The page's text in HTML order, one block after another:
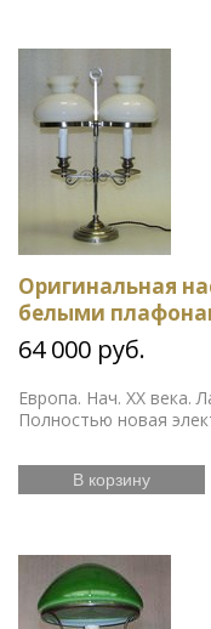
Оригинальная
белыми
64 000 руб.
Европа. Нач. ХХ века.
Полностью новая
В корзину